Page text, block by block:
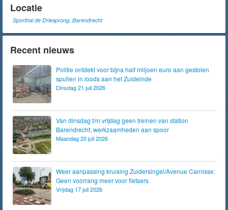
Locatie
Sporthal de Driesprong, Barendrecht
Recent nieuws
Politie ontdekt voor bijna half miljoen euro aan gestolen
spullen in loods aan het Zuideinde
Dinsdag 21 juli 2026
Van dinsdag t/m vrijdag geen treinen van station
Barendrecht; werkzaamheden aan spoor
Maandag 20 juli 2026
Weer aanpassing kruising Zuidersingel/Avenue Carnisse:
Geen voorrang meer voor fietsers
Vrijdag 17 juli 2026